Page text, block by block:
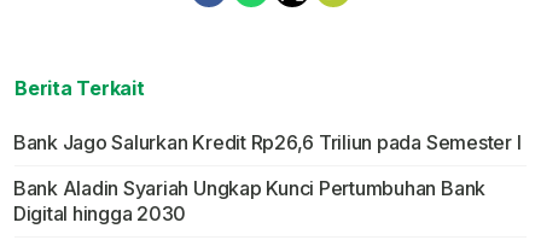
Berita Terkait
Bank Jago Salurkan Kredit Rp26,6 Triliun pada Semester I
Bank Aladin Syariah Ungkap Kunci Pertumbuhan Bank
Digital hingga 2030